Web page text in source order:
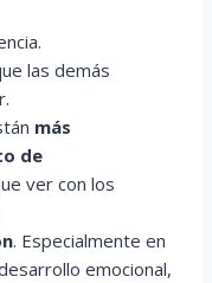
las demás
más
de
ver con los
. Especialmente en
emocional,